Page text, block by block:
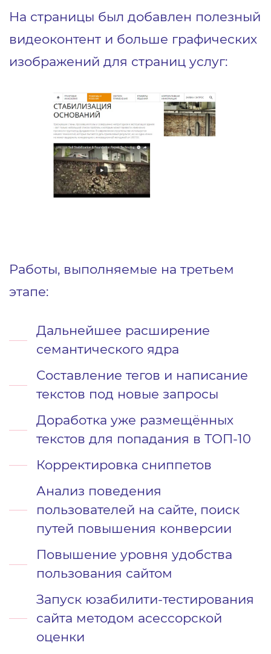
На страницы был добавлен полезный
видеоконтент и больше графических
изображений для страниц услуг:
Работы, выполняемые на третьем
этапе:
Дальнейшее расширение
семантического ядра
Составление тегов и написание
текстов под новые запросы
Доработка уже размещённых
текстов для попадания в ТОП-10
Корректировка сниппетов
Анализ поведения
пользователей на сайте, поиск
путей повышения конверсии
Повышение уровня удобства
пользования сайтом
Запуск юзабилити-тестирования
сайта методом асессорской
оценки